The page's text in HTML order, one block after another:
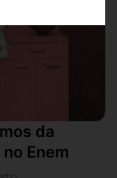
da
Enem